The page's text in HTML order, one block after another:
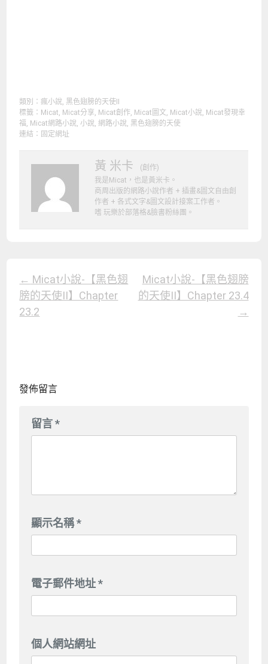
類別：瘋小說, 黑色翅膀的天使II
標籤： Micat, Micat分享, Micat創作, Micat圖文, Micat小說, Micat發現幸
福, Micat網路小說,小說, 網路小說, 黑色翅膀的天使
連結： 固定網址
黃 米卡
(創作)
我是Micat，也是黃米卡。
商周出版的網路小說作者 + 插畫&圖文自由創
作者 + 各式文字&圖文設計接案工作者。
嗜 玩樂於部落格&臉書粉絲團。
Post
Navigation
← Micat小說-【黑色翅
膀的天使II】Chapter
23.2
Micat小說-【黑色翅膀
的天使II】Chapter 23.4
→
發佈留言
留言*
顯示名稱*
電子郵件地址*
個人網站網址